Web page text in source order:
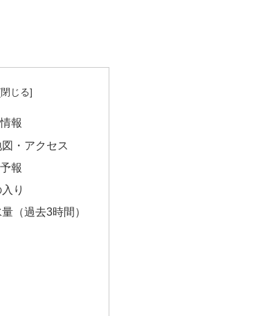
報
・アクセス
報
り
（過去3時間）